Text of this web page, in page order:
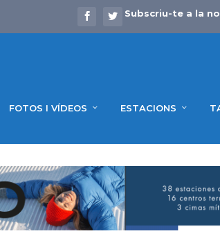
Subscriu-te a la
FOTOS I VÍDEOS ESTACIONS